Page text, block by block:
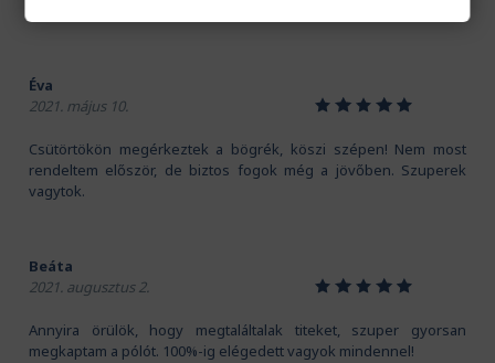
Éva
2021. május 10.
12345
Csütörtökön megérkeztek a bögrék, köszi szépen! Nem most
rendeltem először, de biztos fogok még a jövőben. Szuperek
vagytok.
Beáta
2021. augusztus 2.
12345
Annyira örülök, hogy megtaláltalak titeket, szuper gyorsan
megkaptam a pólót. 100%-ig elégedett vagyok mindennel!